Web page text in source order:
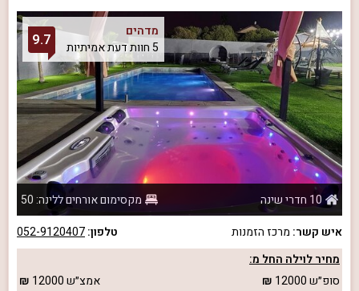
מדהים
5 חוות דעת אמיתיות
9.7
10 חדרי שינה
מקסימום אורחים ללינה: 50
איש קשר: מרכז הזמנות טלפון:052-9120407
מחיר לוילה החל מ:
סופ״ש12000 אמצ״ש12000